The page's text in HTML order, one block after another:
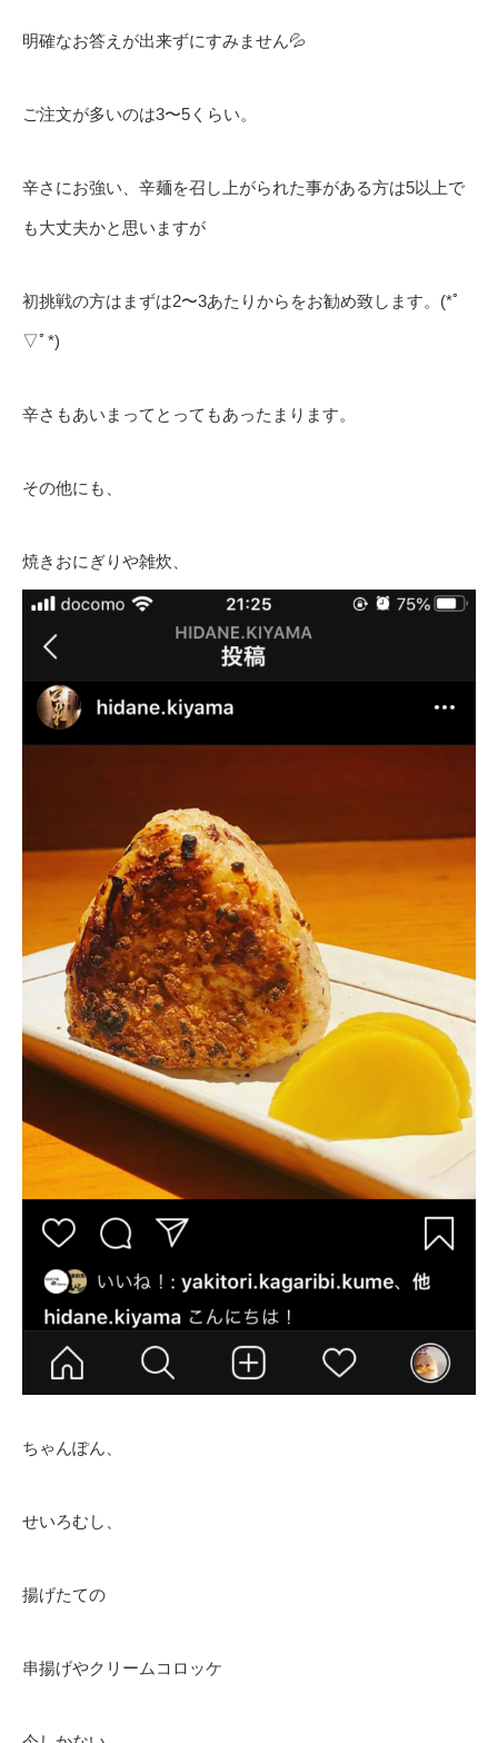
明確なお答えが出来ずにすみません💦
ご注文が多いのは3〜5くらい。
辛さにお強い、辛麺を召し上がられた事がある方は5以上で
も大丈夫かと思いますが
初挑戦の方はまずは2〜3あたりからをお勧め致します。(*ﾟ
▽ﾟ*)
辛さもあいまってとってもあったまります。
その他にも、
焼きおにぎりや雑炊、
ちゃんぽん、
せいろむし、
揚げたての
串揚げやクリームコロッケ